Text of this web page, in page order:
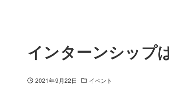
インターンシップ
2021年9月22日 イベント